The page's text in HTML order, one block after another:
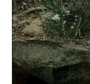
WN
BINJAI
WN
CIREBON